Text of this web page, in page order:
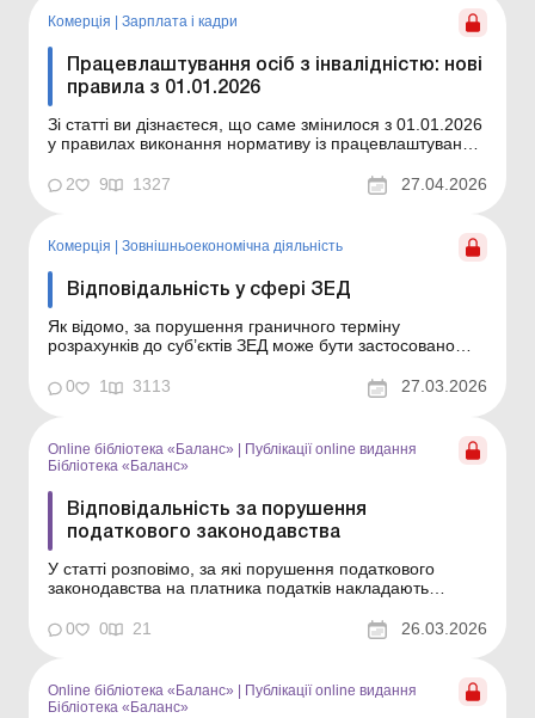
статті. Біб...
Комерція Зарплата і кадри
Працевлаштування осіб з інвалідністю: нові
правила з 01.01.2026
Зі статті ви дізнаєтеся, що саме змінилося з 01.01.2026
у правилах виконання нормативу із працевлаштування
роботодавцям у зв’язку із цими змінами. Норматив із
працевлаштування осіб з інвалідністю – 2026: правила,
2 9 1327 27.04.2026
Комерція Зовнішньоекономічна діяльність
Відповідальність у сфері ЗЕД
Як відомо, за порушення граничного терміну
розрахунків до суб’єктів ЗЕД може бути застосовано
законодавством встановлено фінансову та
адміністративну відповідальність за інші порушення
статті. Держа...
0 1 3113 27.03.2026
Online бібліотека «Баланс» | Публікації online видання
Бібліотека «Баланс»
Відповідальність за порушення
податкового законодавства
У статті розповімо, за які порушення податкового
законодавства на платника податків накладають
№ 6 «Відповідальність бізнесу: як передбачити і
мінімізувати ризики» Порушення податкового
0 0 21 26.03.2026
Online бібліотека «Баланс»
Публікації online видання
Бібліотека «Баланс»